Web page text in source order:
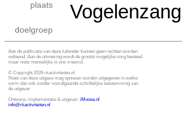
plaats
doelgroep
Aan de publicatie van deze kalender kunnen geen rechten worden
ontleend. Aan de uitvoering wordt de grootst mogelijke zorg besteed
maar niets menselijks is ons vreemd.
© Copyright 2026 rkactiviteiten.nl
Niets van deze uitgave mag opnieuw worden uitgegeven in welke
vorm dan ook zonder voorafgaande schriftelijke toestemming van
de uitgever
Ontwerp, implementatie & uitgever: iMoose.nl
info@rkactiviteiten.nl